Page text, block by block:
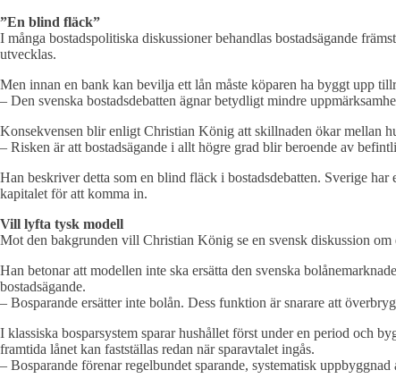
”En blind fläck”
I många bostadspolitiska diskussioner behandlas bostadsägande
utvecklas.
Men innan en bank kan bevilja ett lån måste köparen ha byggt upp
– Den svenska bostadsdebatten ägnar betydligt mindre
Konsekvensen blir enligt Christian König att skillnaden ökar mellan
– Risken är att bostadsägande i allt högre grad blir beroende av
Han beskriver detta som en blind fläck i bostadsdebatten. Sverige
kapitalet för att komma in.
Vill lyfta tysk modell
Mot den bakgrunden vill Christian König se en svensk diskussion
Han betonar att modellen inte ska ersätta den svenska
bostadsägande.
– Bosparande ersätter inte bolån. Dess funktion är snarare att
I klassiska bosparsystem sparar hushållet först under en period och
framtida lånet kan fastställas redan när sparavtalet ingås.
– Bosparande förenar regelbundet sparande, systematisk